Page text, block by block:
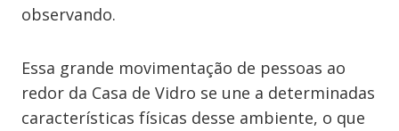
observando.
Essa grande movimentação de pessoas ao
redor da Casa de Vidro se une a determinadas
características físicas desse ambiente, o que